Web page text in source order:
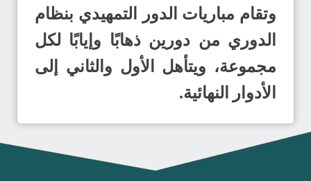
وتقام مباريات الدور التمهيدي بنظام
الدوري من دورين ذهابًا وإيابًا لكل
مجموعة، ويتأهل الأول والثاني إلى
الأدوار النهائية.